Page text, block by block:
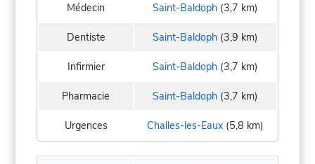
Médecin Saint-Baldoph (3,7 km)
Dentiste Saint-Baldoph (3,9 km)
Infirmier Saint-Baldoph (3,7 km)
Pharmacie Saint-Baldoph (3,7 km)
Urgences Challes-les-Eaux (5,8 km)